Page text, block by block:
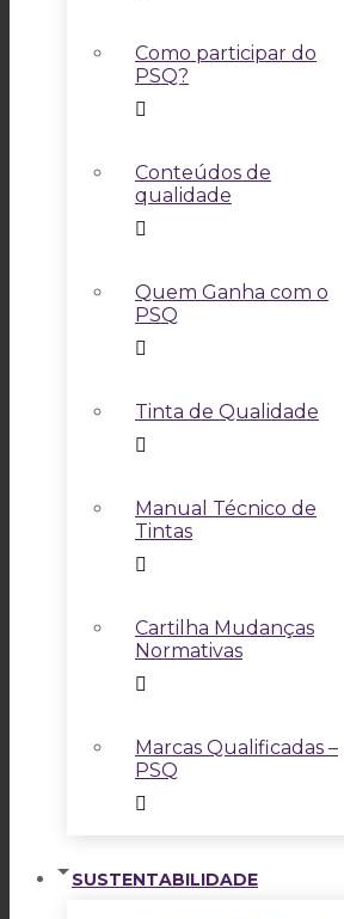
Como participar do
PSQ?
Conteúdos de
qualidade
Quem Ganha com o
PSQ
Tinta de Qualidade
Manual Técnico de
Tintas
Cartilha Mudanças
Normativas
Marcas Qualificadas –
PSQ
SUSTENTABILIDADE